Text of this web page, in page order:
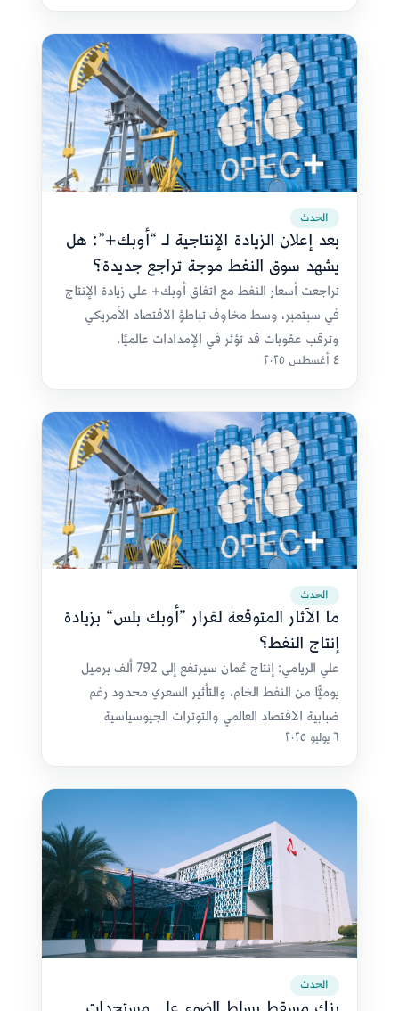
الحدث
بعد إعلان الزيادة الإنتاجية لـ “أوبك+”: هل
يشهد سوق النفط موجة تراجع جديدة؟
تراجعت أسعار النفط مع اتفاق أوبك+ على زيادة الإنتاج
في سبتمبر، وسط مخاوف تباطؤ الاقتصاد الأمريكي
وترقب عقوبات قد تؤثر في الإمدادات عالميًا.
٤ أغسطس ٢٠٢٥
الحدث
ما الآثار المتوقعة لقرار ”أوبك بلس“ بزيادة
إنتاج النفط؟
علي الريامي: إنتاج عُمان سيرتفع إلى 792 ألف برميل
يوميًّا من النفط الخام، والتأثير السعري محدود رغم
ضبابية الاقتصاد العالمي والتوترات الجيوسياسية
٦ يوليو ٢٠٢٥
الحدث